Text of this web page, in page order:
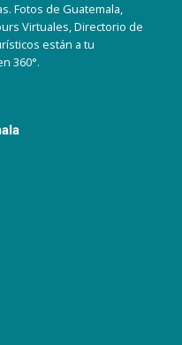
Fotos de Guatemala,
Virtuales, Directorio de
están a tu
360°.